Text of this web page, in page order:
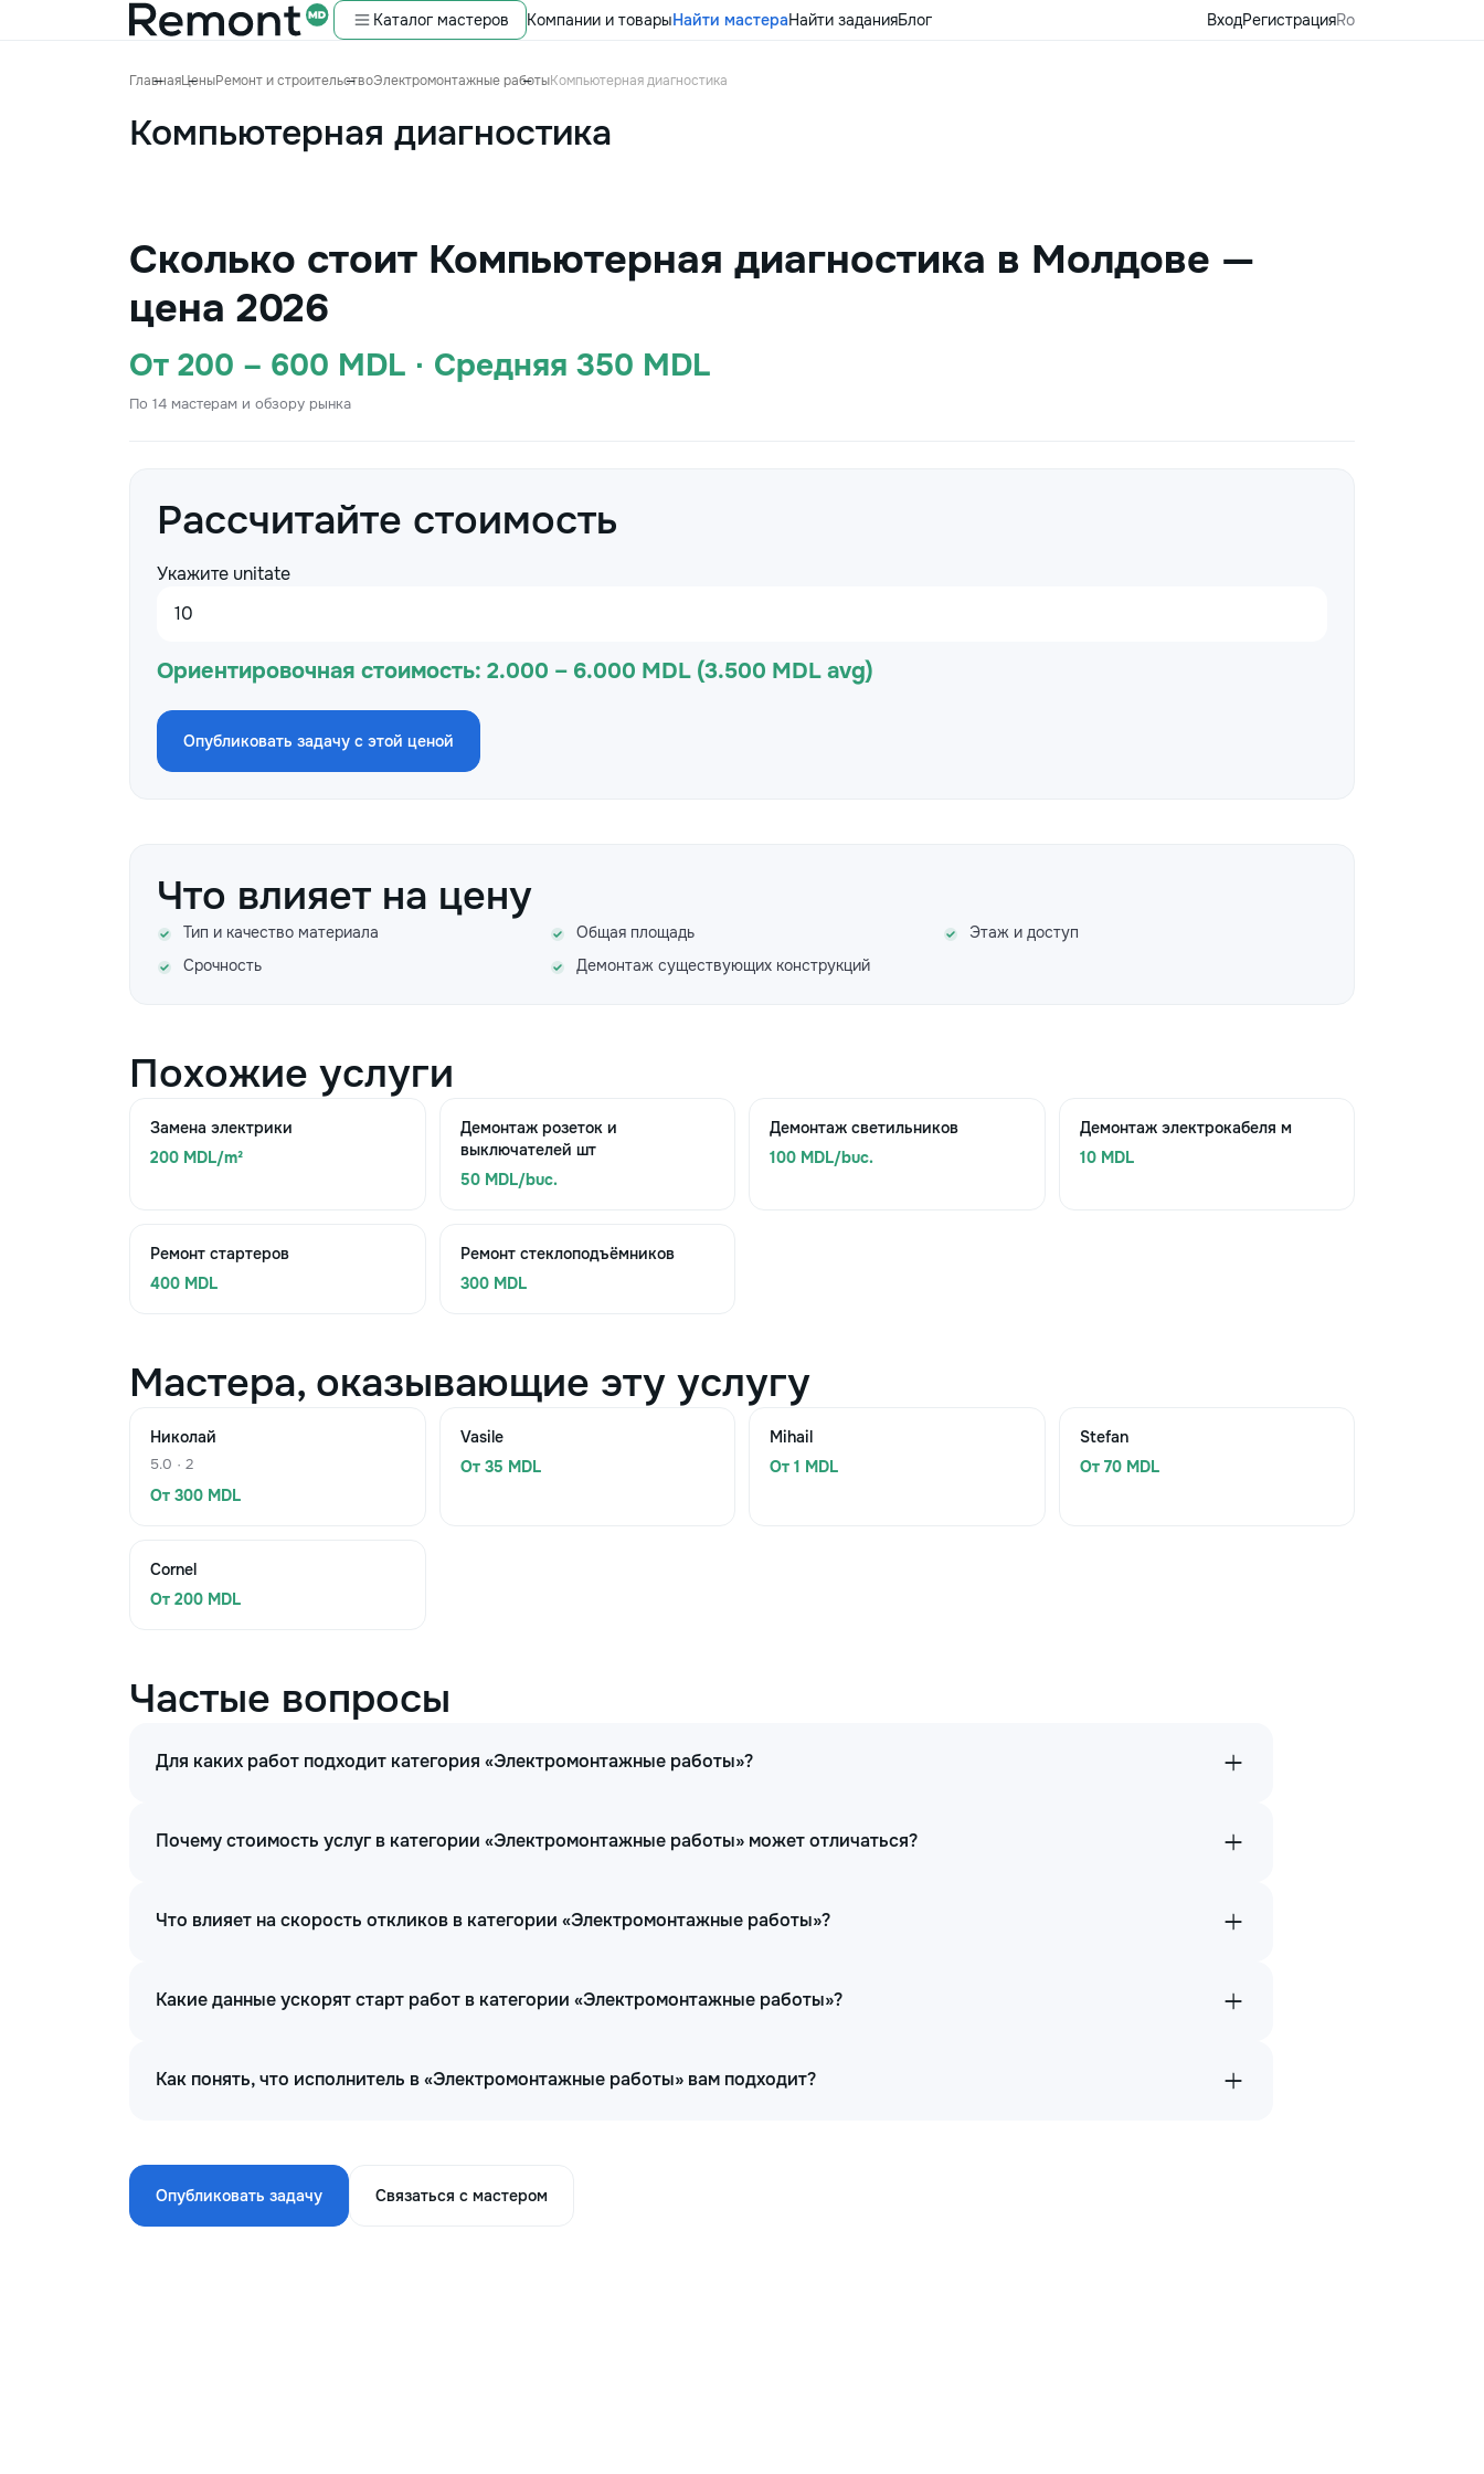
Каталог мастеров Компании и товарыНайти мастераНайти заданияБлог ВходРегистрацияRo
ГлавнаяЦеныРемонт и строительствоЭлектромонтажные работыКомпьютерная диагностика
Компьютерная диагностика
Сколько стоит Компьютерная диагностика в Молдове —
цена 2026
От 200 – 600 MDL · Средняя 350 MDL
По 14 мастерам и обзору рынка
Рассчитайте стоимость
Укажите unitate
Ориентировочная стоимость: 2.000 – 6.000 MDL (3.500 MDL avg)
Опубликовать задачу с этой ценой
Что влияет на цену
Тип и качество материала Общая площадь
Этаж и доступ
Срочность
Демонтаж существующих конструкций
Похожие услуги
Замена электрики
200 MDL/m²
Демонтаж розеток и
выключателей шт
50 MDL/buc.
Демонтаж светильников
100 MDL/buc.
Демонтаж электрокабеля м
10 MDL
Ремонт стартеров
400 MDL
Ремонт стеклоподъёмников
300 MDL
Мастера, оказывающие эту услугу
Николай
5.0 · 2
От 300 MDL
Vasile
От 35 MDL
Mihail
От 1 MDL
Stefan
От 70 MDL
Cornel
От 200 MDL
Частые вопросы
Для каких работ подходит категория «Электромонтажные работы»?
Почему стоимость услуг в категории «Электромонтажные работы» может отличаться?
Что влияет на скорость откликов в категории «Электромонтажные работы»?
Какие данные ускорят старт работ в категории «Электромонтажные работы»?
Как понять, что исполнитель в «Электромонтажные работы» вам подходит?
Опубликовать задачу Связаться с мастером